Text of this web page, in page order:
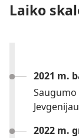
Laiko
2021 m.
2022 m.